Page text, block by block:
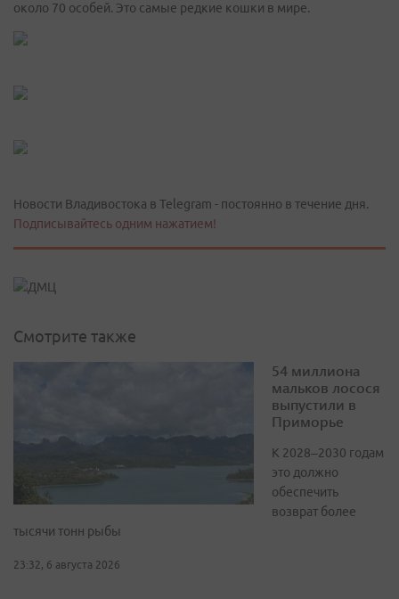
около 70 особей. Это самые редкие кошки в мире.
Новости Владивостока в Telegram - постоянно в течение дня.
Подписывайтесь одним нажатием!
Смотрите также
54 миллиона
мальков лосося
выпустили в
Приморье
К 2028–2030 годам
это должно
обеспечить
возврат более
тысячи тонн рыбы
23:32, 6 августа 2026